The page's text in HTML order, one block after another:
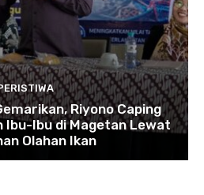
Riyono Caping
Ibu-Ibu di Magetan Lewat
Olahan Ikan